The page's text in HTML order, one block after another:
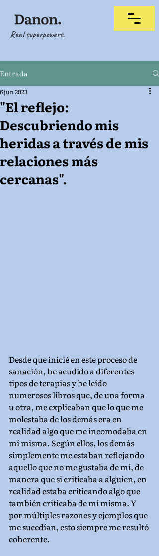
Real superpowers.
Entrada
"El reflejo:
Descubriendo mis
heridas a través de mis
relaciones más
cercanas".
6 jun 2023
Desde que inicié en este proceso de
sanación, he acudido a diferentes
tipos de terapias y he leído
numerosos libros que, de una forma
u otra, me explicaban que lo que me
molestaba de los demás era en
realidad algo que me incomodaba en
mí misma. Según ellos, los demás
simplemente me estaban reflejando
aquello que no me gustaba de mí, de
manera que si criticaba a alguien, en
realidad estaba criticando algo que
también criticaba de mí misma. Y
por múltiples razones y ejemplos que
me sucedían, esto siempre me resultó
coherente.